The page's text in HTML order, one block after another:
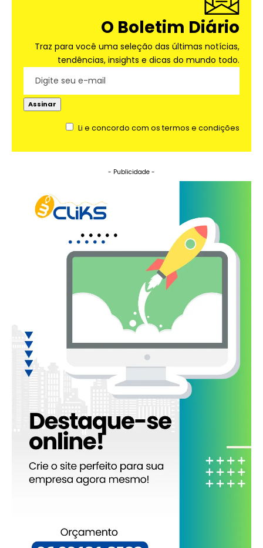
O Boletim Diário
Traz para você uma seleção das últimas notícias,
tendências, insights e dicas do mundo todo.
Li e concordo com os termos e condições
- Publicidade -